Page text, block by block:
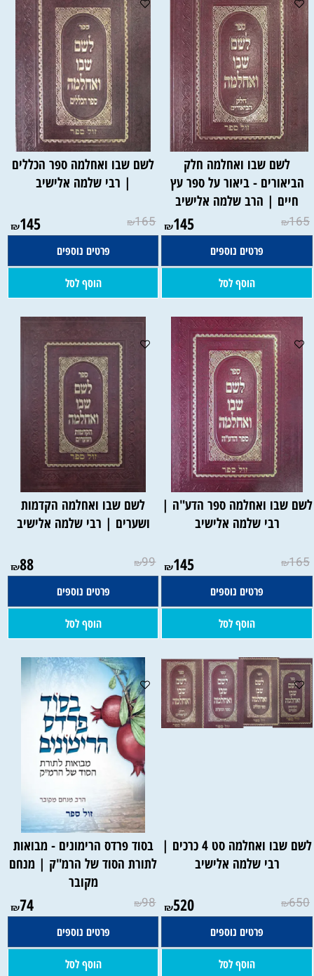
לשם שבו ואחלמה חלק
הביאורים - ביאור על ספר עץ
חיים | הרב שלמה אלישיב
₪165
₪145
פרטים נוספים
הוסף לסל
לשם שבו ואחלמה ספר הכללים
| רבי שלמה אלישיב
₪165
₪145
פרטים נוספים
הוסף לסל
שבו ואחלמה ספר הדע"ה |
רבי שלמה אלישיב
₪165
₪145
פרטים נוספים
הוסף לסל
לשם שבו ואחלמה הקדמות
ושערים | רבי שלמה אלישיב
₪99
₪88
פרטים נוספים
הוסף לסל
לשם שבו ואחלמה סט 4 כרכים |
רבי שלמה אלישיב
₪650
₪520
פרטים נוספים
הוסף לסל
בסוד פרדס הרימונים - מבואות
לתורת הסוד של הרמ"ק | מנחם
מקובר
₪98
₪74
פרטים נוספים
הוסף לסל